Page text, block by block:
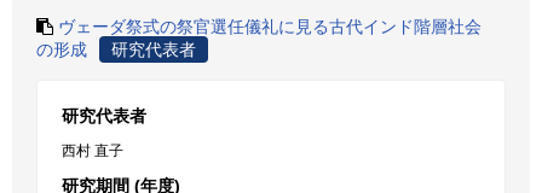
ヴェーダ祭式の祭官選任儀礼に見る古代インド階層社会
の形成
研究代表者
研究代表者
西村 直子
研究期間 (年度)